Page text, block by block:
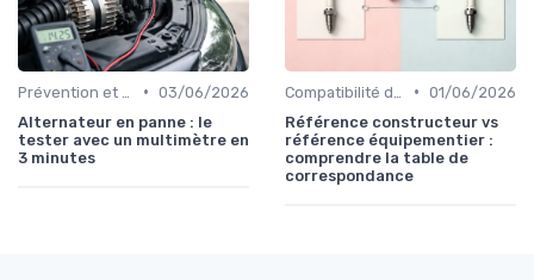
• 03/06/2026
Alternateur en panne : le
tester avec un multimètre en
3 minutes
• 01/06/2026
Référence constructeur vs
référence équipementier :
comprendre la table de
correspondance